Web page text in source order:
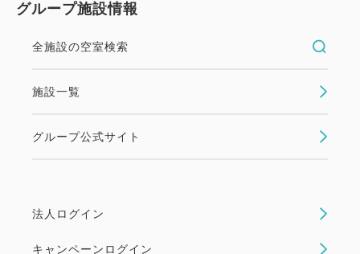
グループ施設情報
全施設の空室検索
施設一覧
グループ公式サイト
法人ログイン
キャンペーンログイン